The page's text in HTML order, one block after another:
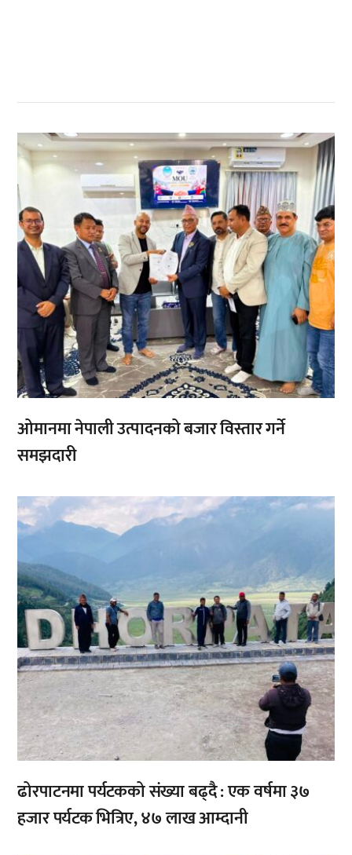
,,
ओमानमा नेपाली उत्पादनको बजार विस्तार गर्ने
समझदारी
,,
ढोरपाटनमा पर्यटकको संख्या बढ्दै : एक वर्षमा ३७
हजार पर्यटक भित्रिए, ४७ लाख आम्दानी